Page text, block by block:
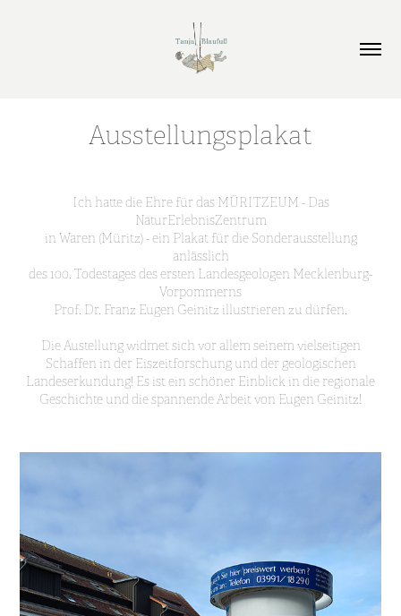
Ausstellungsplakat
Ich hatte die Ehre für das MÜRITZEUM - Das
NaturErlebnisZentrum
in Waren (Müritz) - ein Plakat für die Sonderausstellung
anlässlich
des 100. Todestages des ersten Landesgeologen Mecklenburg-
Vorpommerns
Prof. Dr. Franz Eugen Geinitz illustrieren zu dürfen.
Die Austellung widmet sich vor allem seinem vielseitigen
Schaffen in der Eiszeitforschung und der geologischen
Landeserkundung! Es ist ein schöner Einblick in die regionale
Geschichte und die spannende Arbeit von Eugen Geinitz!